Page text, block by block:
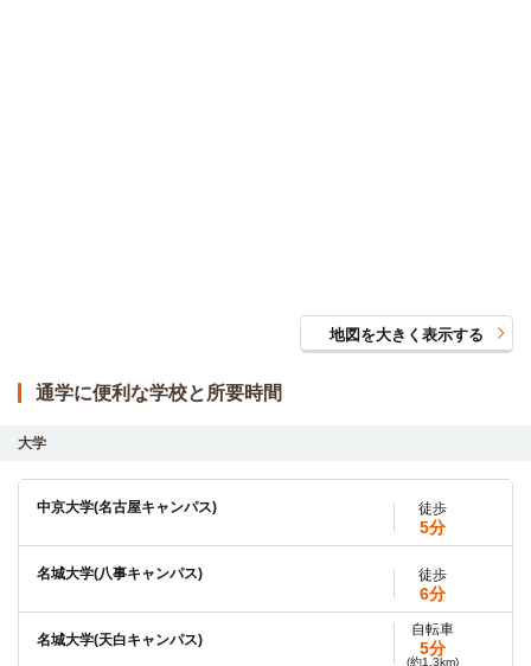
地図を大きく表示する
通学に便利な学校と所要時間
大学
中京大学(名古屋キャンパス) 徒歩
5分
名城大学(八事キャンパス) 徒歩
6分
名城大学(天白キャンパス)
自転車
5分
(約1.3km)